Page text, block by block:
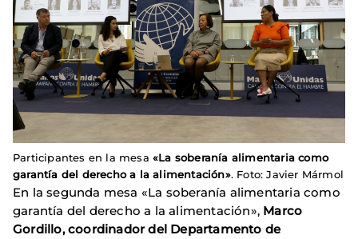
Participantes en la mesa «La soberanía alimentaria como
garantía del derecho a la alimentación». Foto: Javier Mármol
En la segunda mesa «La soberanía alimentaria como
garantía del derecho a la alimentación», Marco
Gordillo, coordinador del Departamento de